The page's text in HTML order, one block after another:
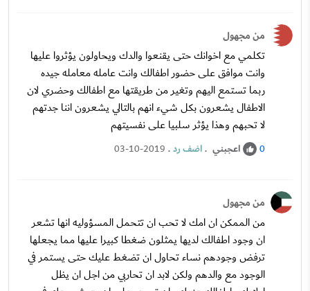
من مجهول
تكلمي مع اخوانك حتى يقنعوا والدك ويحاولون يؤثروا عليها
وانت موافق على حضور اطفالك وانت عامله معامله جيده
ربما تستمع اليهم وتغير من طريقتها مع اطفالك وحضري لان
الاطفال يشعرون بكل شيء انهم بالتالي يشعرون اننا جدتهم
لا تحبهم وهذا يؤثر سلبيا على نفسيتهم
0 اعجبني .اضف رد.
03-10-2019
من مجهول
من الممكن ان امك لا تحب ان تتحمل المسؤوليه انها تشعر
ان وجود اطفالك لديها يمثلون ضغطا كبيرا عليها مما يجعلها
ترفض وجودهم نساء تحاول ان تضغط عليك حتى يستمر في
الوجود مع والدهم ولكن لابد ان تحاربي من اجل ان يظل